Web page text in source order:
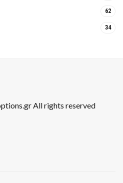
62
34
All rights reserved